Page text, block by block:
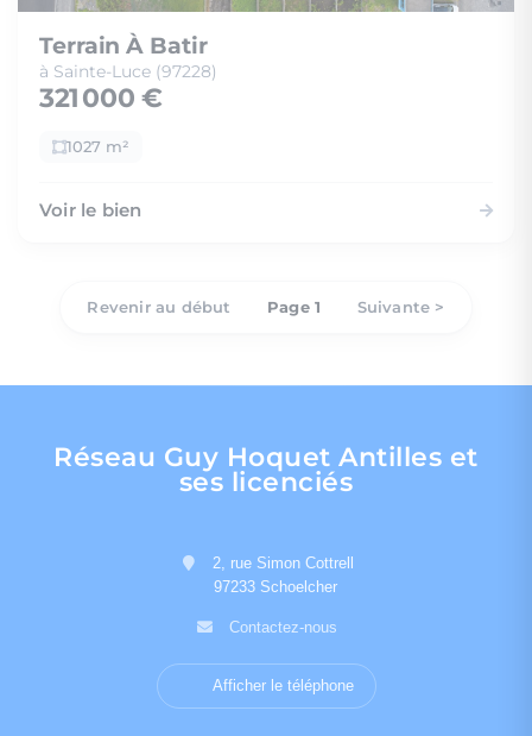
Terrain À Batir
à Sainte-Luce (97228)
321 000 €
1027 m²
Voir le bien
Revenir au début Page 1 Suivante >
Réseau Guy Hoquet Antilles et
ses licenciés
2, rue Simon Cottrell
97233 Schoelcher
Contactez-nous
Afficher le téléphone